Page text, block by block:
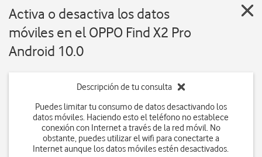
Activa o desactiva los datos
móviles en el OPPO Find X2 Pro
Android 10.0
Descripción de tu consulta
Puedes limitar tu consumo de datos desactivando los
datos móviles. Haciendo esto el teléfono no establece
conexión con Internet a través de la red móvil. No
obstante, puedes utilizar el wifi para conectarte a
Internet aunque los datos móviles estén desactivados.